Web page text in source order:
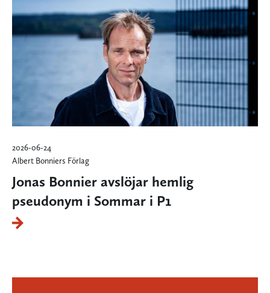
2026-06-24
Albert Bonniers Förlag
Jonas Bonnier avslöjar hemlig
pseudonym i Sommar i P1